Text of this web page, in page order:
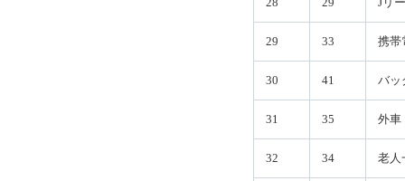
29 33 携帯
30 41 バッ
31 35 外車
32 34 老人